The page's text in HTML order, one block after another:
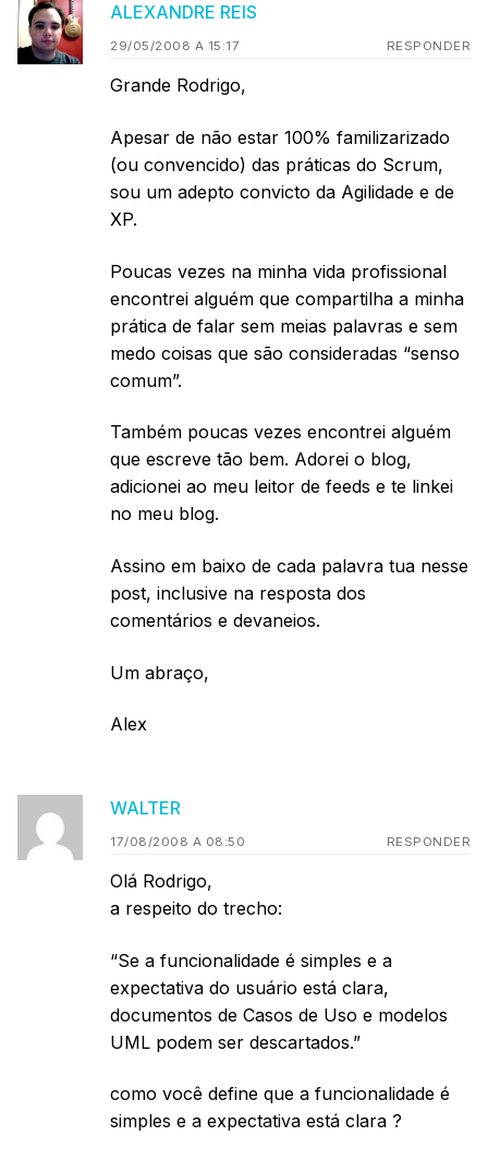
ALEXANDRE REIS
29/05/2008 A 15:17 RESPONDER
Grande Rodrigo,
Apesar de não estar 100% familizarizado
(ou convencido) das práticas do Scrum,
sou um adepto convicto da Agilidade e de
XP.
Poucas vezes na minha vida profissional
encontrei alguém que compartilha a minha
prática de falar sem meias palavras e sem
medo coisas que são consideradas “senso
comum”.
Também poucas vezes encontrei alguém
que escreve tão bem. Adorei o blog,
adicionei ao meu leitor de feeds e te linkei
no meu blog.
Assino em baixo de cada palavra tua nesse
post, inclusive na resposta dos
comentários e devaneios.
Um abraço,
Alex
WALTER
17/08/2008 A 08:50 RESPONDER
Olá Rodrigo,
a respeito do trecho:
“Se a funcionalidade é simples e a
expectativa do usuário está clara,
documentos de Casos de Uso e modelos
UML podem ser descartados.”
como você define que a funcionalidade é
simples e a expectativa está clara ?